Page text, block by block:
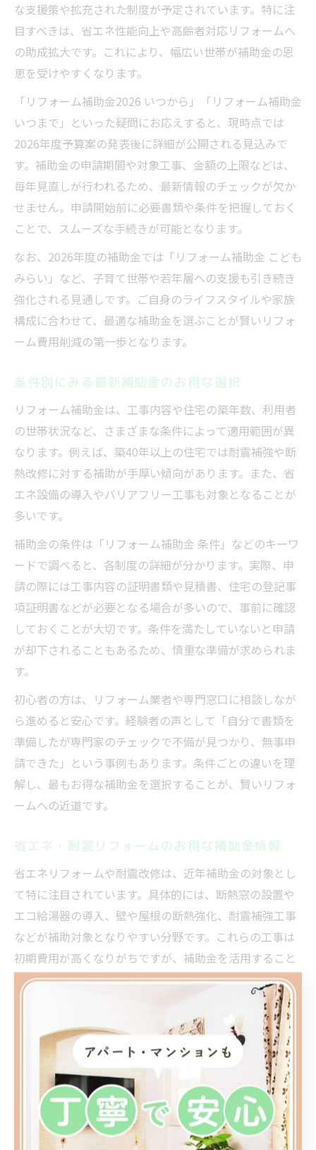
な支援策や拡充された制度が予定されています。特に注
目すべきは、省エネ性能向上や高齢者対応リフォームへ
の助成拡大です。これにより、幅広い世帯が補助金の恩
恵を受けやすくなります。
「リフォーム補助金2026 いつから」「リフォーム補助金
いつまで」といった疑問にお応えすると、現時点では
2026年度予算案の発表後に詳細が公開される見込みで
す。補助金の申請期間や対象工事、金額の上限などは、
毎年見直しが行われるため、最新情報のチェックが欠か
せません。申請開始前に必要書類や条件を把握しておく
ことで、スムーズな手続きが可能となります。
なお、2026年度の補助金では「リフォーム補助金 こども
みらい」など、子育て世帯や若年層への支援も引き続き
強化される見通しです。ご自身のライフスタイルや家族
構成に合わせて、最適な補助金を選ぶことが賢いリフォ
ーム費用削減の第一歩となります。
条件別にみる最新補助金のお得な選択
リフォーム補助金は、工事内容や住宅の築年数、利用者
の世帯状況など、さまざまな条件によって適用範囲が異
なります。例えば、築40年以上の住宅では耐震補強や断
熱改修に対する補助が手厚い傾向があります。また、省
エネ設備の導入やバリアフリー工事も対象となることが
多いです。
補助金の条件は「リフォーム補助金 条件」などのキーワ
ードで調べると、各制度の詳細が分かります。実際、申
請の際には工事内容の証明書類や見積書、住宅の登記事
項証明書などが必要となる場合が多いので、事前に確認
しておくことが大切です。条件を満たしていないと申請
が却下されることもあるため、慎重な準備が求められま
す。
初心者の方は、リフォーム業者や専門窓口に相談しなが
ら進めると安心です。経験者の声として「自分で書類を
準備したが専門家のチェックで不備が見つかり、無事申
請できた」という事例もあります。条件ごとの違いを理
解し、最もお得な補助金を選択することが、賢いリフォ
ームへの近道です。
省エネ・耐震リフォームのお得な補助金情報
省エネリフォームや耐震改修は、近年補助金の対象とし
て特に注目されています。具体的には、断熱窓の設置や
エコ給湯器の導入、壁や屋根の断熱強化、耐震補強工事
などが補助対象となりやすい分野です。これらの工事は
初期費用が高くなりがちですが、補助金を活用すること
で大きな負担軽減が期待できます。
例えば、「リフォーム 補助金 エアコン」のように、省エ
ネ性能の高いエアコン設置にも助成が用意されているケ
ースがあります。申請時は工事内容の詳細や省エネ性能
の証明が必要となるため、事前にリフォーム業者としっ
かり打ち合わせを行いましょう。自治体によっては申請
期間や予算枠が限られているため、早めの情報収集と申
請準備が重要です。